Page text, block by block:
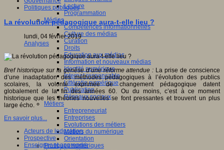
Lecture
Programmation
Médias
Compétences informationnelles
Culture des médias
Curation
Droits
Education aux médias
Information et nouveaux médias
Identité numérique
Internet responsable
Littératie numérique
Publication
Réseaux sociaux
Métiers
Entrepreneuriat
Entreprises
Evolutions des métiers
Métiers du numérique
Orientation
Pratiques numériques
Politiques publiques
La révolution pédagogique aura-t-elle lieu ?
lundi, 04 février 2019
Analyses
Bref historique sur la genèse d’une réforme attendue : La prise de conscience
d’une inadaptation des méthodes pédagogiques à l’évolution des publics
scolaires, la volonté exprimée de changement pédagogique datent
globalement de la fin des années 60. Ou du moins, c’est à ce moment
historique que les théories nouvelles se font pressantes et trouvent un plus
large écho.
En savoir plus...
Acteurs de leducation
Prospective
Enseigner et apprendre